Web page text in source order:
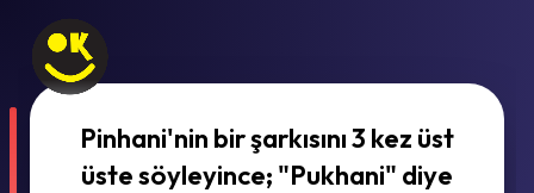
Pinhani'nin bir şarkısını 3 kez üst
üste söyleyince; "Pukhani" diye